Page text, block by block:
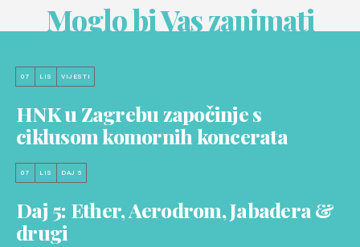
Moglo bi Vas zanimati
07 LIS VIJESTI
HNK u Zagrebu započinje s
ciklusom komornih koncerata
07 LIS DAJ 5
Daj 5: Ether, Aerodrom, Jabadera &
drugi